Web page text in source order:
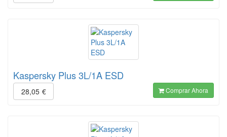
Kaspersky Plus 3L/1A ESD
28,05 € Comprar Ahora